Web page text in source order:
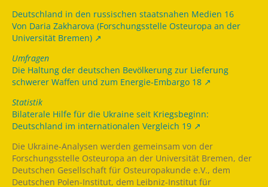
Deutschland in den russischen staatsnahen Medien 16
Von Daria Zakharova (Forschungsstelle Osteuropa an der
Universität Bremen)
Umfragen
Die Haltung der deutschen Bevölkerung zur Lieferung
schwerer Waffen und zum Energie-Embargo 18
Statistik
Bilaterale Hilfe für die Ukraine seit Kriegsbeginn:
Deutschland im internationalen Vergleich 19
Die Ukraine-Analysen werden gemeinsam von der
Forschungsstelle Osteuropa an der Universität Bremen, der
Deutschen Gesellschaft für Osteuropakunde e.V., dem
Deutschen Polen-Institut, dem Leibniz-Institut für